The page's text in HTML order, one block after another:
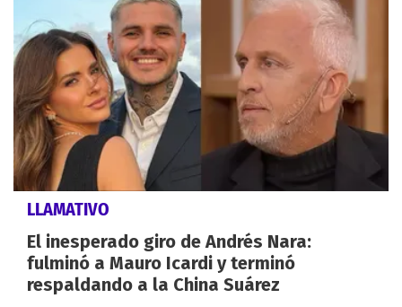
LLAMATIVO
El inesperado giro de Andrés Nara:
fulminó a Mauro Icardi y terminó
respaldando a la China Suárez